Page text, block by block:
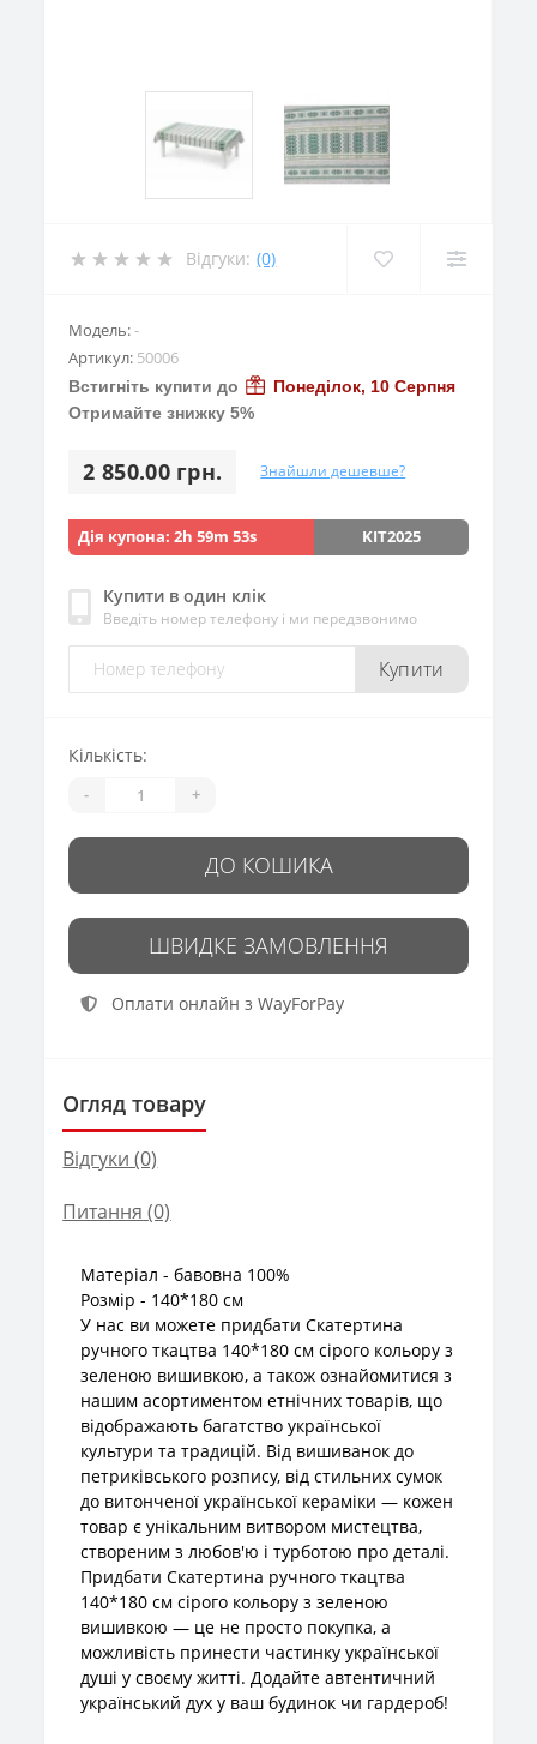
Відгуки: (0)
Модель:-
Артикул: 50006
Встигніть купити до
Понеділок, 10 Серпня
Отримайте знижку 5%
2 850.00 грн. Знайшли дешевше?
Дія купона:2h 59m 53s KIT2025
Купити в один клік
Введіть номер телефону і ми передзвонимо
Купити
Кількість:
- +
ДО КОШИКА
ШВИДКЕ ЗАМОВЛЕННЯ
Оплати онлайн з WayForPay
Огляд товару
Відгуки (0)
Питання (0)
Матеріал - бавовна 100%
Розмір - 140*180 см
У нас ви можете придбати Скатертина
ручного ткацтва 140*180 см сірого кольору з
зеленою вишивкою, а також ознайомитися з
нашим асортиментом етнічних товарів, що
відображають багатство української
культури та традицій. Від вишиванок до
петриківського розпису, від стильних сумок
до витонченої української кераміки — кожен
товар є унікальним витвором мистецтва,
створеним з любов'ю і турботою про деталі.
Придбати Скатертина ручного ткацтва
140*180 см сірого кольору з зеленою
вишивкою — це не просто покупка, а
можливість принести частинку української
душі у своєму житті. Додайте автентичний
український дух у ваш будинок чи гардероб!